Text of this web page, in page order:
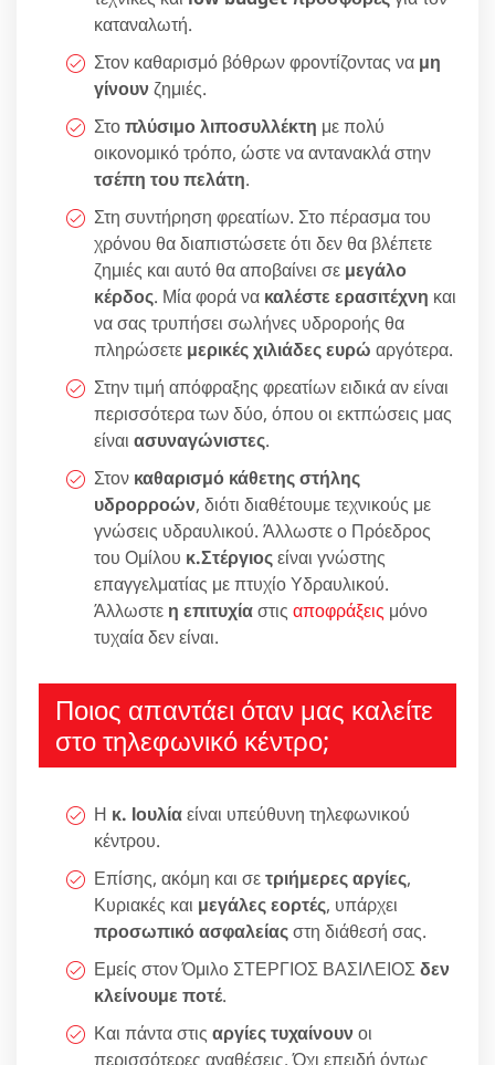
καταναλωτή.
Στον καθαρισμό βόθρων φροντίζοντας να μη
γίνουνζημιές.
Στοπλύσιμο λιποσυλλέκτη με πολύ
οικονομικό τρόπο, ώστε να αντανακλά στην
τσέπη του πελάτη.
Στη συντήρηση φρεατίων. Στο πέρασμα του
χρόνου θα διαπιστώσετε ότι δεν θα βλέπετε
ζημιές και αυτό θα αποβαίνει σε μεγάλο
κέρδος. Μία φορά να καλέστε ερασιτέχνη και
να σας τρυπήσει σωλήνες υδροροής θα
πληρώσετε μερικές χιλιάδες ευρώ αργότερα.
Στην τιμή απόφραξης φρεατίων ειδικά αν είναι
περισσότερα των δύο, όπου οι εκτπώσεις μας
είναι ασυναγώνιστες.
Στον καθαρισμό κάθετης στήλης
υδρορροών, διότι διαθέτουμε τεχνικούς με
γνώσεις υδραυλικού. Άλλωστε ο Πρόεδρος
του Ομίλου κ.Στέργιοςείναι γνώστης
επαγγελματίας με πτυχίο Υδραυλικού.
Άλλωστε η επιτυχίαστις αποφράξεις μόνο
τυχαία δεν είναι.
Ποιος απαντάει όταν μας καλείτε
στο τηλεφωνικό κέντρο;
Η κ. Ιουλίαείναι υπεύθυνη τηλεφωνικού
κέντρου.
Επίσης, ακόμη και σετριήμερες αργίες,
Κυριακές και μεγάλες εορτές, υπάρχει
προσωπικό ασφαλείαςστη διάθεσή σας.
Εμείς στον Όμιλο ΣΤΕΡΓΙΟΣ ΒΑΣΙΛΕΙΟΣδεν
κλείνουμε ποτέ.
Και πάντα στις αργίες τυχαίνουνοι
περισσότερες αναθέσεις. Όχι επειδή όντως